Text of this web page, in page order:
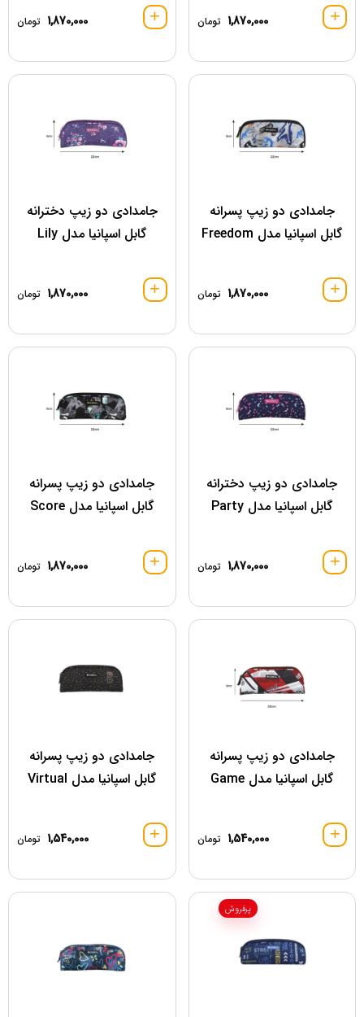
1,870,000 تومان 1,870,000 تومان
جامدادی دو زیپ پسرانه
گابل اسپانیا مدل Freedom
1,870,000 تومان
جامدادی دو زیپ دخترانه
گابل اسپانیا مدل Lily
1,870,000 تومان
جامدادی دو زیپ دخترانه
گابل اسپانیا مدل Party
1,870,000 تومان
جامدادی دو زیپ پسرانه
گابل اسپانیا مدل Score
1,870,000 تومان
جامدادی دو زیپ پسرانه
گابل اسپانیا مدل Game
1,540,000 تومان
جامدادی دو زیپ پسرانه
گابل اسپانیا مدل Virtual
1,540,000 تومان
پرفروش